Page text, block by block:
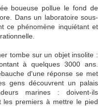
boueuse pollue le fond de
Dans un laboratoire sous-
ce phénomène inquiétant et
tombe sur un objet insolite :
à quelques 3000 ans.
d'une réponse se met
gens découvrent un palais
marines : doivent-ils
les premiers à mettre le pied